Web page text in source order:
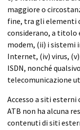
maggiore o
fine, tra gli elementi
considerano, a titolo
modem, (ii) i sistemi
Internet, (iv) virus,
ISDN, nonché
telecomunicazione
Accesso a siti
ATB non ha alcuna
contenuti di siti